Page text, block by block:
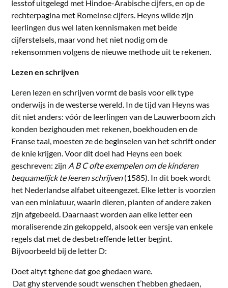
lesstof uitgelegd met Hindoe-Arabische cijfers, en op de
rechterpagina met Romeinse cijfers. Heyns wilde zijn
leerlingen dus wel laten kennismaken met beide
cijferstelsels, maar vond het niet nodig om de
rekensommen volgens de nieuwe methode uit te rekenen.
Lezen en schrijven
Leren lezen en schrijven vormt de basis voor elk type
onderwijs in de westerse wereld. In de tijd van Heyns was
dit niet anders: vóór de leerlingen van de Lauwerboom zich
konden bezighouden met rekenen, boekhouden en de
Franse taal, moesten ze de beginselen van het schrift onder
de knie krijgen. Voor dit doel had Heyns een boek
geschreven: zijn A B C ofte exempelen om de kinderen
bequamelijck te leeren schrijven(1585). In dit boek wordt
het Nederlandse alfabet uiteengezet. Elke letter is voorzien
van een miniatuur, waarin dieren, planten of andere zaken
zijn afgebeeld. Daarnaast worden aan elke letter een
moraliserende zin gekoppeld, alsook een versje van enkele
regels dat met de desbetreffende letter begint.
Bijvoorbeeld bij de letter D:
Doet altyt tghene dat goe ghedaen ware.
Dat ghy stervende soudt wenschen t’hebben ghedaen,